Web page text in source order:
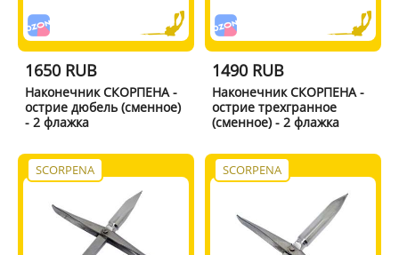
1650 RUB
Наконечник СКОРПЕНА -
острие дюбель (сменное)
- 2 флажка
1490 RUB
Наконечник СКОРПЕНА -
острие трехгранное
(сменное) - 2 флажка
SCORPENA SCORPENA